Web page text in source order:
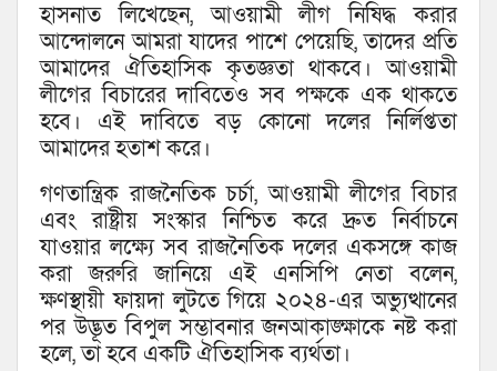
হাসনাত লিখেছেন, আওয়ামী লীগ নিষিদ্ধ করার
আন্দোলনে আমরা যাদের পাশে পেয়েছি, তাদের প্রতি
আমাদের ঐতিহাসিক কৃতজ্ঞতা থাকবে। আওয়ামী
লীগের বিচারের দাবিতেও সব পক্ষকে এক থাকতে
হবে। এই দাবিতে বড় কোনো দলের নির্লিপ্ততা
আমাদের হতাশ করে।
গণতান্ত্রিক রাজনৈতিক চর্চা, আওয়ামী লীগের বিচার
এবং রাষ্ট্রীয় সংস্কার নিশ্চিত করে দ্রুত নির্বাচনে
যাওয়ার লক্ষ্যে সব রাজনৈতিক দলের একসঙ্গে কাজ
করা জরুরি জানিয়ে এই এনসিপি নেতা বলেন,
ক্ষণস্থায়ী ফায়দা লুটতে গিয়ে ২০২৪-এর অভ্যুত্থানের
পর উদ্ভূত বিপুল সম্ভাবনার জনআকাঙ্ক্ষাকে নষ্ট করা
হলে, তা হবে একটি ঐতিহাসিক ব্যর্থতা।